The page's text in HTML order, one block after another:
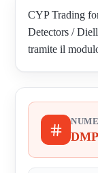
CYP Trading
Detectors /
tramite il